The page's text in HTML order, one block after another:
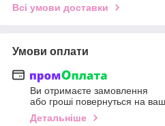
Всі умови доставки
Умови оплати
Ви отримаєте замовлення
або гроші повернуться на
Детальніше